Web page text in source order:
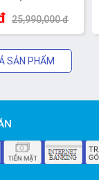
25,990,000 đ
SẢN PHẨM